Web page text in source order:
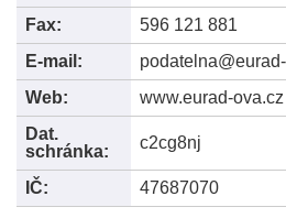
Fax:
596 121 881
E-mail:
Web:
www.eurad-ova.cz
Dat.
schránka:
c2cg8nj
IČ: 47687070